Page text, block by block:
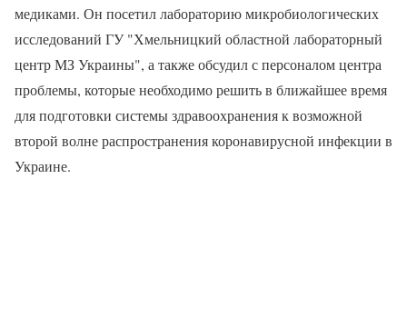
медиками. Он посетил лабораторию микробиологических
исследований ГУ "Хмельницкий областной лабораторный
центр МЗ Украины", а также обсудил с персоналом центра
проблемы, которые необходимо решить в ближайшее время
для подготовки системы здравоохранения к возможной
второй волне распространения коронавирусной инфекции в
Украине.